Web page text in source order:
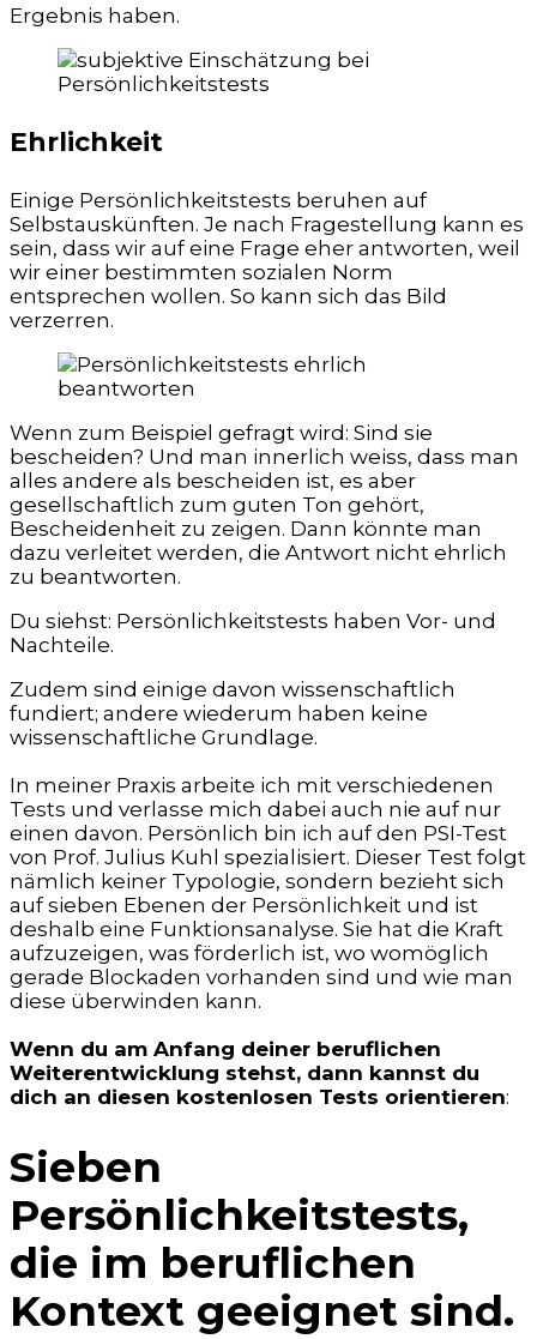
Ergebnis haben.
Ehrlichkeit
Einige Persönlichkeitstests beruhen auf
Selbstauskünften. Je nach Fragestellung kann es
sein, dass wir auf eine Frage eher antworten, weil
wir einer bestimmten sozialen Norm
entsprechen wollen. So kann sich das Bild
verzerren.
Wenn zum Beispiel gefragt wird: Sind sie
bescheiden? Und man innerlich weiss, dass man
alles andere als bescheiden ist, es aber
gesellschaftlich zum guten Ton gehört,
Bescheidenheit zu zeigen. Dann könnte man
dazu verleitet werden, die Antwort nicht ehrlich
zu beantworten.
Du siehst: Persönlichkeitstests haben Vor- und
Nachteile.
Zudem sind einige davon wissenschaftlich
fundiert; andere wiederum haben keine
wissenschaftliche Grundlage.
In meiner Praxis arbeite ich mit verschiedenen
Tests und verlasse mich dabei auch nie auf nur
einen davon. Persönlich bin ich auf den PSI-Test
von Prof. Julius Kuhl spezialisiert. Dieser Test folgt
nämlich keiner Typologie, sondern bezieht sich
auf sieben Ebenen der Persönlichkeit und ist
deshalb eine Funktionsanalyse. Sie hat die Kraft
aufzuzeigen, was förderlich ist, wo womöglich
gerade Blockaden vorhanden sind und wie man
diese überwinden kann.
Wenn du am Anfang deiner beruflichen
Weiterentwicklung stehst, dann kannst du
dich an diesen kostenlosen Tests orientieren:
Sieben
Persönlichkeitstests,
die im beruflichen
Kontext geeignet sind.